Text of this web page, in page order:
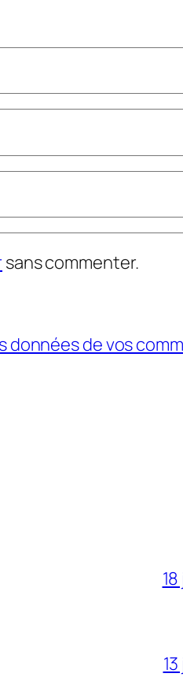
sans commenter.
données de vos